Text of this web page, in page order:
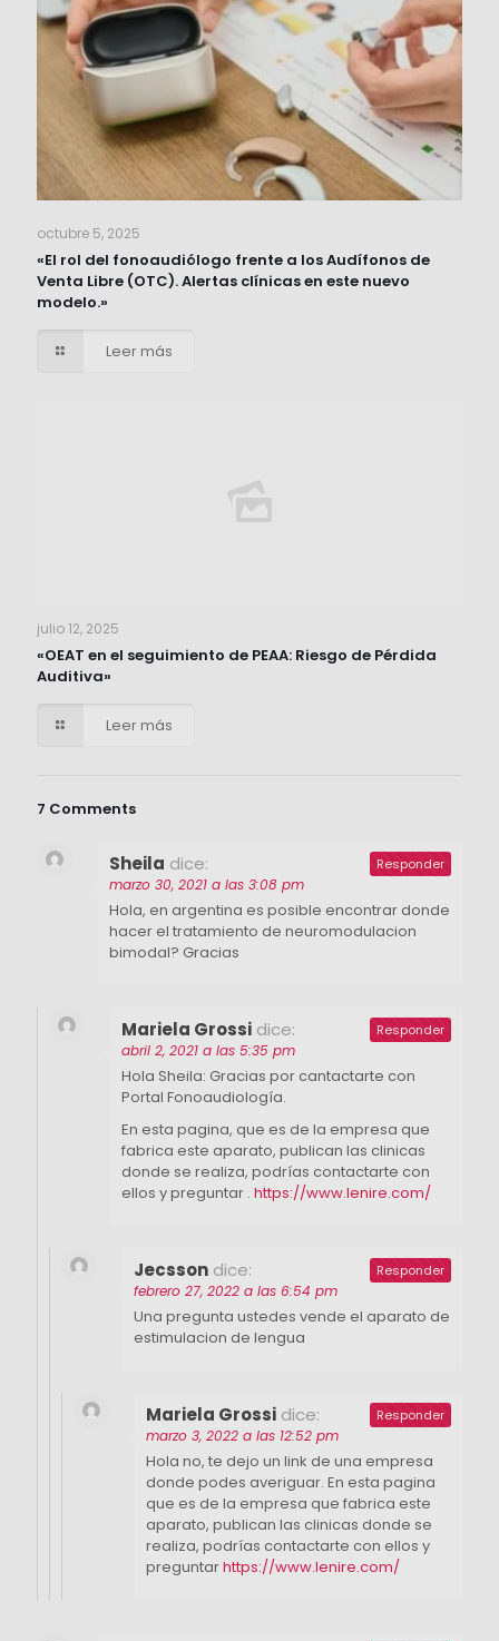
octubre 5, 2025
«El rol del fonoaudiólogo frente a los Audífonos de
Venta Libre (OTC). Alertas clínicas en este nuevo
modelo.»
Leer más
julio 12, 2025
«OEAT en el seguimiento de PEAA: Riesgo de Pérdida
Auditiva»
Leer más
7 Comments
Sheila dice:
marzo 30, 2021 a las 3:08 pm
Hola, en argentina es posible encontrar donde
hacer el tratamiento de neuromodulacion
bimodal? Gracias
Responder
Mariela Grossi dice:
abril 2, 2021 a las 5:35 pm
Hola Sheila: Gracias por cantactarte con
Portal Fonoaudiología.
En esta pagina, que es de la empresa que
fabrica este aparato, publican las clinicas
donde se realiza, podrías contactarte con
ellos y preguntar . https://www.lenire.com/
Responder
Jecsson dice:
febrero 27, 2022 a las 6:54 pm
Una pregunta ustedes vende el aparato de
estimulacion de lengua
Responder
Mariela Grossi dice:
marzo 3, 2022 a las 12:52 pm
Hola no, te dejo un link de una empresa
donde podes averiguar. En esta pagina
que es de la empresa que fabrica este
aparato, publican las clinicas donde se
realiza, podrías contactarte con ellos y
preguntarhttps://www.lenire.com/
Responder